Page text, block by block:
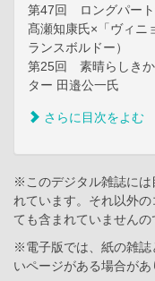
第47回 ロングパー
髙瀬知康氏×「ヴィニ
ランスボルドー）
第25回 素晴らしき
ター 田邉公一氏
さらに目次をよむ
※このデジタル雑誌には
れています。それ以外
ても含まれていませんの
※電子版では、紙の雑誌
いページがある場合があ